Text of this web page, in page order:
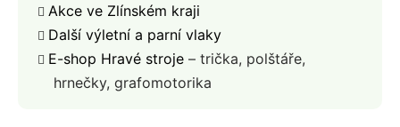
Akce ve Zlínském kraji
Další výletní a parní vlaky
E-shop Hravé stroje – trička, polštáře,
hrnečky, grafomotorika